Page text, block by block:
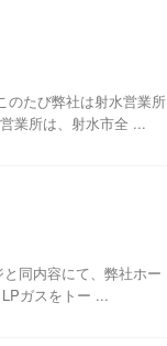
のたび弊社は射水営業所
業所は、射水市全 ...
同内容にて、弊社ホー
ガスをトー ...